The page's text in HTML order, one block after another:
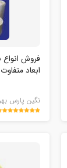
فروش انواع
ابعاد
نگین پارس